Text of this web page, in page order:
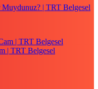
| TRT Belgesel
| TRT Belgesel